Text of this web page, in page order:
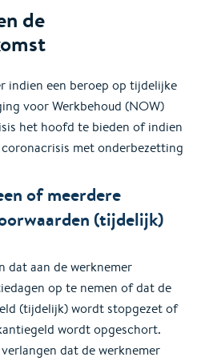
de
indien een beroep op tijdelijke
voor Werkbehoud (NOW)
het hoofd te bieden of indien
met onderbezetting
of meerdere
(tijdelijk)
dat aan de werknemer
op te nemen of dat de
(tijdelijk) wordt stopgezet of
wordt opgeschort.
dat de werknemer